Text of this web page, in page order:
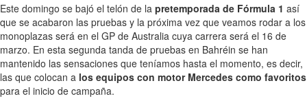
Este domingo se bajó el telón de la pretemporada de Fórmula 1 así
que se acabaron las pruebas y la próxima vez que veamos rodar a los
monoplazas será en el GP de Australia cuya carrera será el 16 de
marzo. En esta segunda tanda de pruebas en Bahréin se han
mantenido las sensaciones que teníamos hasta el momento, es decir,
las que colocan a los equipos con motor Mercedes como favoritos
para el inicio de campaña.